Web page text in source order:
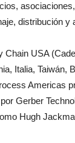
distribución y
Chain USA
Italia, Taiwán,
Americas
Gerber
Hugh